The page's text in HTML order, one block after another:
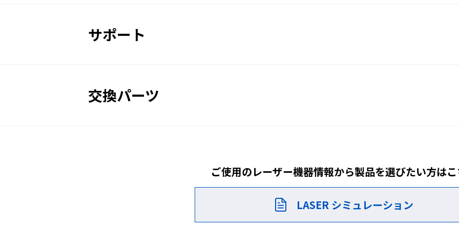
一体型ワイド球面レンズ）
サポート
交換パーツ
ご使用のレーザー機器情報から製品を選びたい方は
LASER シミュレーション